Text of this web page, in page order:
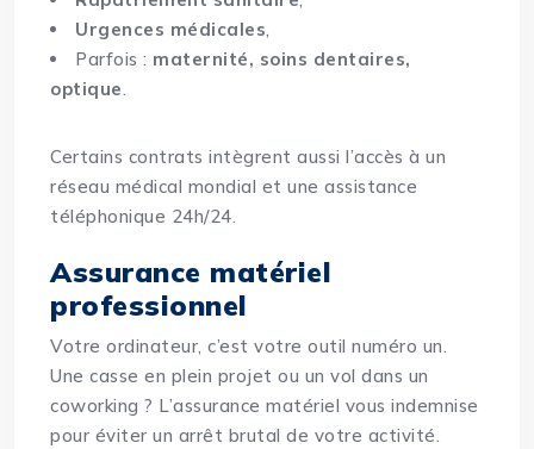
Urgences médicales,
Parfois : maternité, soins dentaires,
optique.
Certains contrats intègrent aussi l’accès à un
réseau médical mondial et une assistance
téléphonique 24h/24.
Assurance matériel
professionnel
Votre ordinateur, c’est votre outil numéro un.
Une casse en plein projet ou un vol dans un
coworking ? L’assurance matériel vous indemnise
pour éviter un arrêt brutal de votre activité.